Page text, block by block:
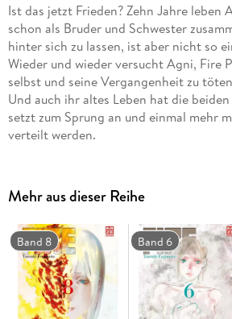
Ist das jetzt Frieden? Zehn Jahre leben
schon als Bruder und Schwester
hinter sich zu lassen, ist aber nicht so
Wieder und wieder versucht Agni, Fire
selbst und seine Vergangenheit zu
Und auch ihr altes Leben hat die
setzt zum Sprung an und einmal mehr
verteilt werden.
Mehr aus dieser Reihe
Band 8 Band 6